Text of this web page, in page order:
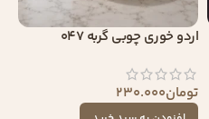
اردو خوری چوبی گربه 047
تومان230.000